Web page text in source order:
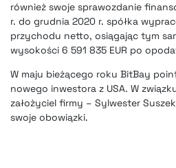
również swoje sprawozdanie
r. do grudnia 2020 r. spółka
przychodu netto, osiągając tym
wysokości 6 591 835 EUR po
W maju bieżącego roku BitBay
nowego inwestora z USA. W
założyciel firmy – Sylwester
swoje obowiązki.